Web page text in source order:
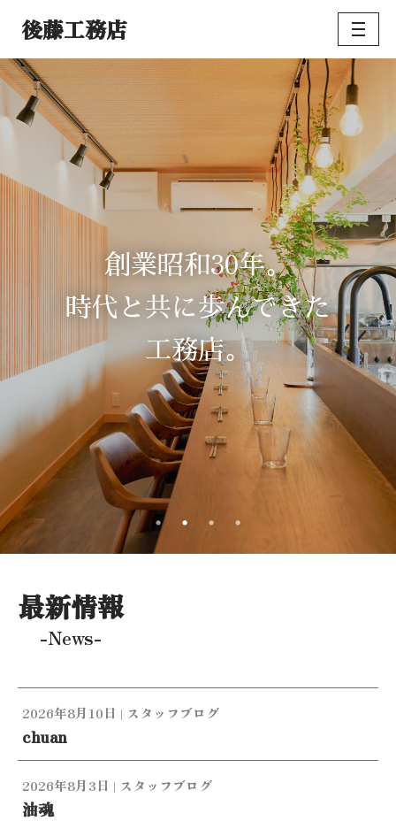
ン
テ
ン
後藤工務店
創業昭和30年。
時代と共に歩んできた
工務店。
最新情報
-News-
chuan
2026年8月10日 | スタッフブログ
油魂
2026年8月3日 | スタッフブログ